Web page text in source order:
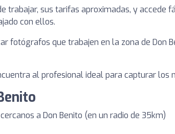
sus tarifas aproximadas, y accede
con ellos.
fotógrafos que trabajen en la zona de Don
al profesional ideal para capturar
a Don Benito (en un radio de 35km)